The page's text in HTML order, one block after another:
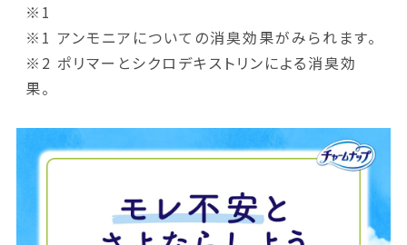
※1
※1 アンモニアについての消臭効果がみられます。
※2 ポリマーとシクロデキストリンによる消臭効
果。